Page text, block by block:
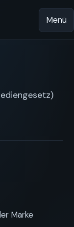
Menü
Marke